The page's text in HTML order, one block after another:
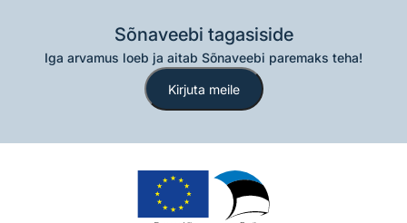
Sõnaveebi tagasiside
Iga arvamus loeb ja aitab Sõnaveebi paremaks teha!
Kirjuta meile